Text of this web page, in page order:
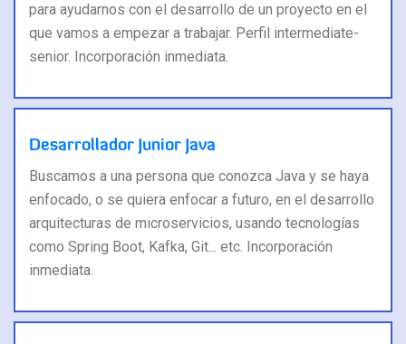
para ayudarnos con el desarrollo de un proyecto en el
que vamos a empezar a trabajar. Perfil intermediate-
senior. Incorporación inmediata.
Desarrollador Junior Java
Buscamos a una persona que conozca Java y se haya
enfocado, o se quiera enfocar a futuro, en el desarrollo
arquitecturas de microservicios, usando tecnologías
como Spring Boot, Kafka, Git... etc. Incorporación
inmediata.